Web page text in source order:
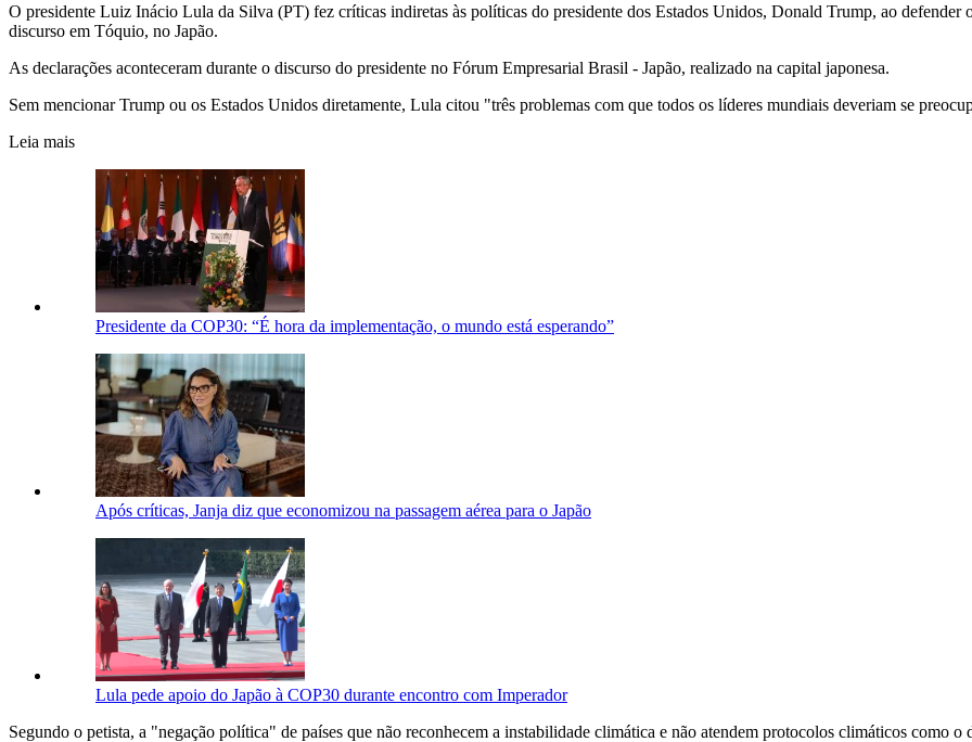
O presidente Luiz Inácio Lula da Silva (PT) fez críticas indiretas às políticas do presidente dos Estados Unidos, Donald Trump, ao
discurso em Tóquio, no Japão.
As declarações aconteceram durante o discurso do presidente no Fórum Empresarial Brasil - Japão, realizado na capital japonesa.
Sem mencionar Trump ou os Estados Unidos diretamente, Lula citou "três problemas com que todos os líderes mundiais deveriam se
Leia mais
Presidente da COP30: “É hora da implementação, o mundo está esperando”
Após críticas, Janja diz que economizou na passagem aérea para o Japão
Lula pede apoio do Japão à COP30 durante encontro com Imperador
Segundo o petista, a "negação política" de países que não reconhecem a instabilidade climática e não atendem protocolos climáticos como